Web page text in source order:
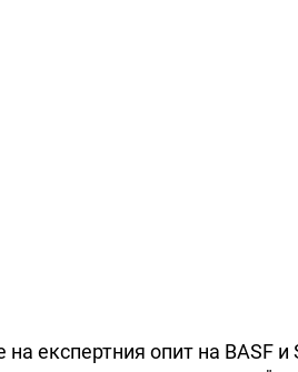
на експертния опит на BASF